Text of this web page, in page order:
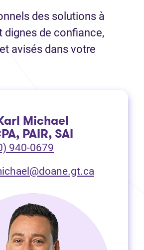
des solutions à
dignes de confiance,
avisés dans votre
Michael
PAIR, SAI
940-0679